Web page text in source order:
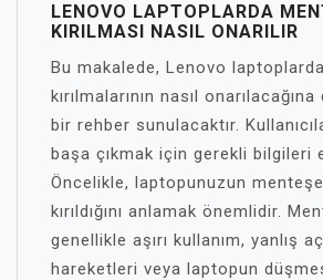
LENOVO LAPTOPLARDA
KIRILMASI NASIL ONARILIR
Bu makalede, Lenovo
kırılmalarının nasıl
bir rehber sunulacaktır.
başa çıkmak için gerekli bilgileri
Öncelikle, laptopunuzun
kırıldığını anlamak önemlidir.
genellikle aşırı kullanım, yanlış
hareketleri veya laptopun